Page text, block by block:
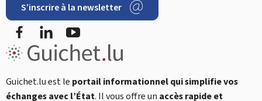
S’inscrire à la newsletter
FacebookLinkedIn
Guichet.lu est le portail informationnel qui simplifie vos
échanges avec l’État. Il vous offre un accès rapide et